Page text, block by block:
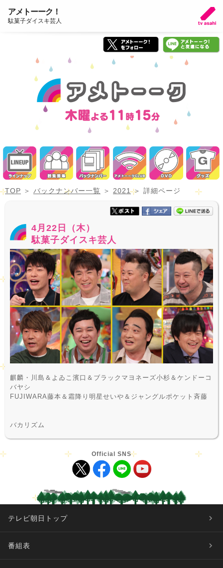
アメトーーク！
駄菓子ダイスキ芸人
TOP バックナンバー一覧 2021 詳細ページ
4月22日（木）
駄菓子ダイスキ芸人
麒麟・川島＆よゐこ濱口＆ブラックマヨネーズ小杉＆ケンドーコ
バヤシ
FUJIWARA藤本＆霜降り明星せいや＆ジャングルポケット斉藤
バカリズム
Official SNS
テレビ朝日トップ
番組表